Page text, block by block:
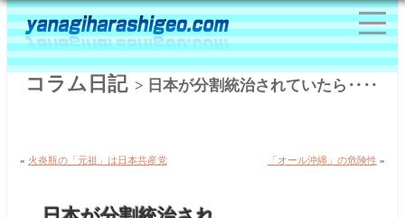
コラム日記> 日本が分割統治されていたら‥‥
« 火炎瓶の「元祖」は日本共産党 「オール沖縄」の危険性 »